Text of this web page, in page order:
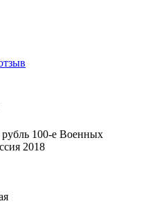
рубль 100-е Военных
2018